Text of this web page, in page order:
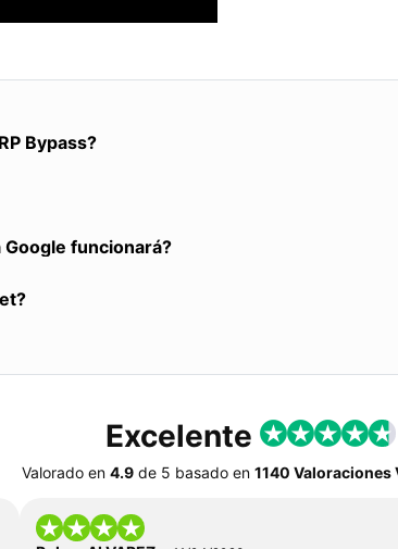
Bypass?
funcionará?
Excelente
Valorado en 4.9 de 5 basado en 1140 Valoraciones